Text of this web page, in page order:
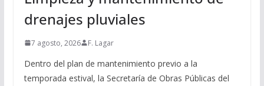
drenajes pluviales
7 agosto, 2026 F. Lagar
Dentro del plan de mantenimiento previo a la
temporada estival, la Secretaría de Obras Públicas del